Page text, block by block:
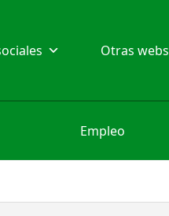
Otras webs
Empleo